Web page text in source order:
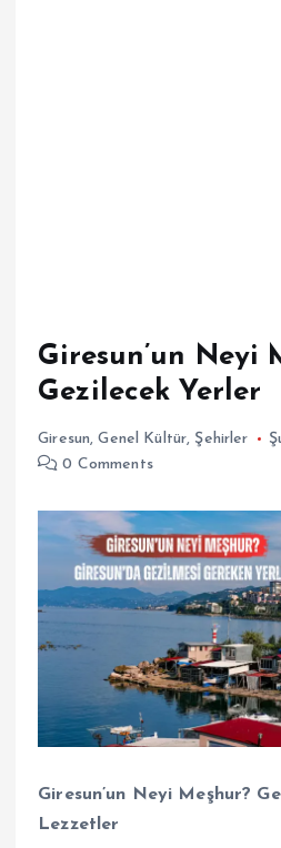
Giresun’un Neyi
Gezilecek Yerler
Giresun,Genel Kültür, Şehirler
0 Comments
Giresun’un Neyi Meşhur?
Lezzetler